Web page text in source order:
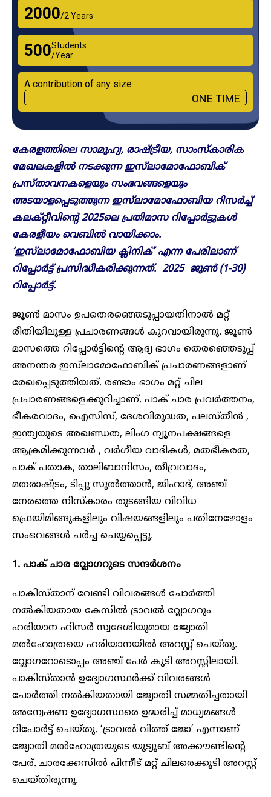
₹2000/2 Years
₹500Students
/Year
A contribution of any size
ONE TIME
കേരളത്തിലെ സാമൂഹ്യ, രാഷ്ട്രീയ, സാംസ്‌കാരിക
മേഖലകളിൽ നടക്കുന്ന ഇസ്‌ലാമോഫോബിക്
പ്രസ്താവനകളെയും സംഭവങ്ങളെയും
അടയാളപ്പെടുത്തുന്ന ഇസ്‌ലാമോഫോബിയ റിസർച്ച്
കലക്റ്റീവിന്റെ 2025ലെ പ്രതിമാസ റിപ്പോർട്ടുകൾ
കേരളീയം വെബിൽ വായിക്കാം.
‘ഇസ്‌ലാമോഫോബിയ ക്ലിനിക്’ എന്ന പേരിലാണ്
റിപ്പോർട്ട് പ്രസിദ്ധീകരിക്കുന്നത്. 2025 ജൂൺ (1-30)
റിപ്പോർട്ട്.
ജൂൺ മാസം ഉപതെരഞ്ഞെടുപ്പായതിനാൽ മറ്റ്
രീതിയിലുള്ള പ്രചാരണങ്ങൾ കുറവായിരുന്നു. ജൂൺ
മാസത്തെ റിപ്പോർട്ടിന്റെ ആദ്യ ഭാഗം തെരഞ്ഞെടുപ്പ്
അനന്തര ഇസ്‌ലാമോഫോബിക് പ്രചാരണങ്ങളാണ്
രേഖപ്പെടുത്തിയത്. രണ്ടാം ഭാഗം മറ്റ് ചില
പ്രചാരണങ്ങളെക്കുറിച്ചാണ്. പാക് ചാര പ്രവർത്തനം,
ഭീകരവാദം, ഐസിസ്, ദേശവിരുദ്ധത, പലസ്തീൻ ,
ഇന്ത്യയുടെ അഖണ്ഡത, ലിംഗ ന്യൂനപക്ഷങ്ങളെ
ആക്രമിക്കുന്നവർ , വർഗീയ വാദികൾ, മതഭീകരത,
പാക് പതാക, താലിബാനിസം, തീവ്രവാദം,
മതരാഷ്ട്രം, ടിപ്പു സുൽത്താൻ, ജിഹാദ്, അഞ്ച്
നേരത്തെ നിസ്കാരം തുടങ്ങിയ വിവിധ
ഫ്രെയിമിങ്ങുകളിലും വിഷയങ്ങളിലും പതിനേഴോളം
സംഭവങ്ങൾ ചർച്ച ചെയ്യപ്പെട്ടു.
1. പാക് ചാര വ്ലോഗറുടെ സന്ദർശനം
പാകിസ്താന് വേണ്ടി വിവരങ്ങൾ ചോർത്തി
നൽകിയതായ കേസിൽ ട്രാവൽ വ്ലോഗറും
ഹരിയാന ഹിസർ സ്വദേശിയുമായ ജ്യോതി
മൽഹോത്രയെ ഹരിയാനയിൽ അറസ്റ്റ് ചെയ്തു.
വ്ലോഗറോടൊപ്പം അഞ്ച് പേർ കൂടി അറസ്റ്റിലായി.
പാകിസ്താൻ ഉദ്യോഗസ്ഥർക്ക് വിവരങ്ങൾ
ചോർത്തി നൽകിയതായി ജ്യോതി സമ്മതിച്ചതായി
അന്വേഷണ ഉദ്യോഗസ്ഥരെ ഉദ്ധരിച്ച് മാധ്യമങ്ങൾ
റിപോർട്ട് ചെയ്തു. ‘ട്രാവൽ വിത്ത് ജോ’ എന്നാണ്
ജ്യോതി മൽഹോത്രയുടെ യൂട്യൂബ് അക്കൗണ്ടിന്റെ
പേര്. ചാരക്കേസിൽ പിന്നീട് മറ്റ് ചിലരെക്കൂടി അറസ്റ്റ്
ചെയ്തിരുന്നു.